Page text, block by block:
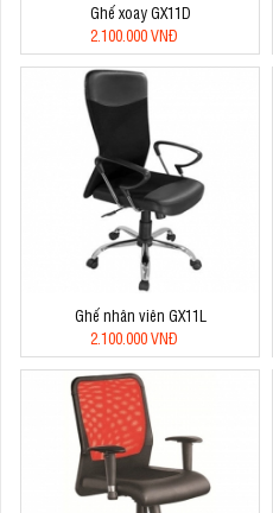
Ghế xoay GX11D
2.100.000 VNĐ
Ghế nhân viên GX11L
2.100.000 VNĐ